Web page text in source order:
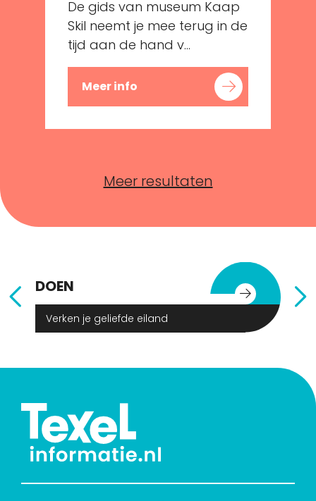
De gids van museum Kaap
Skil neemt je mee terug in de
tijd aan de hand v...
Meer info
Meer resultaten
DOEN
Verken je geliefde eiland